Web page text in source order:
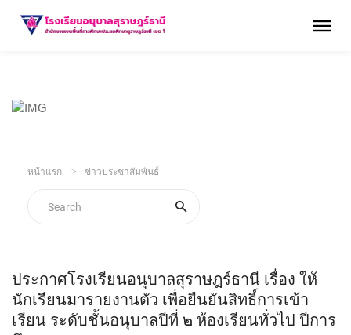
หน้าแรก ข่าวประชาสัมพันธ์
ประกาศโรงเรียนอนุบาลสุราษฎร์ธานี เรื่อง ให้
นักเรียนมารายงานตัว เพื่อยืนยันสิทธิ์การเข้า
เรียน ระดับชั้นอนุบาลปีที่ ๒ ห้องเรียนทั่วไป ปีการ